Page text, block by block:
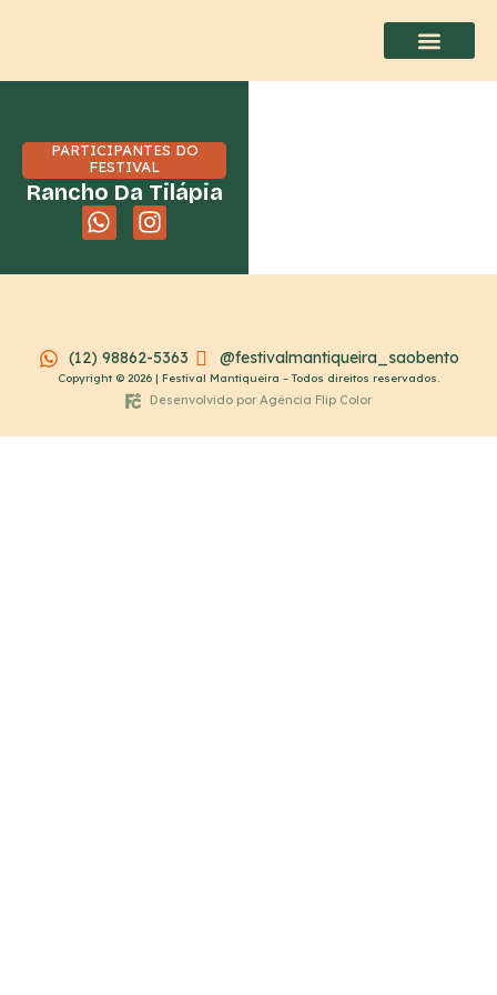
PARTICIPANTES DO
FESTIVAL
Rancho Da Tilápia
(12) 98862-5363 @festivalmantiqueira_saobento
Copyright © 2026 | Festival Mantiqueira – Todos direitos reservados.
Desenvolvido por Agência Flip Color